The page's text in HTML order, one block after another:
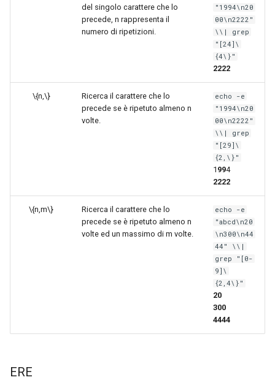
del singolo carattere che lo
precede, n rappresenta il
numero di ripetizioni.
"1994\n20
00\n2222"
\\| grep
"[24]\
{4\}"
2222
\{n,\}
Ricerca il carattere che lo
precede se è ripetuto almeno n
volte.
echo -e
"1994\n20
00\n2222"
\\| grep
"[29]\
{2,\}"
1 994
2222
\{n,m\}
Ricerca il carattere che lo
precede se è ripetuto almeno n
volte ed un massimo di m volte.
echo -e
"abcd\n20
\n300\n44
44" \\|
grep "[0-
9]\
{2,4\}"
20
300
4444
ERE